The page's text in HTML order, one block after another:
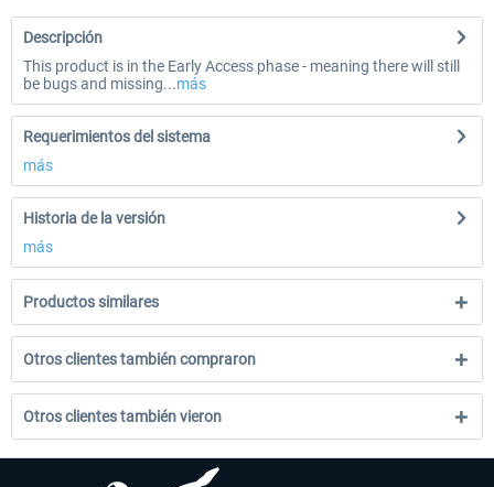
Descripción
This product is in the Early Access phase - meaning there will still
be bugs and missing...más
Requerimientos del sistema
más
Historia de la versión
más
Productos similares
Otros clientes también compraron
Otros clientes también vieron